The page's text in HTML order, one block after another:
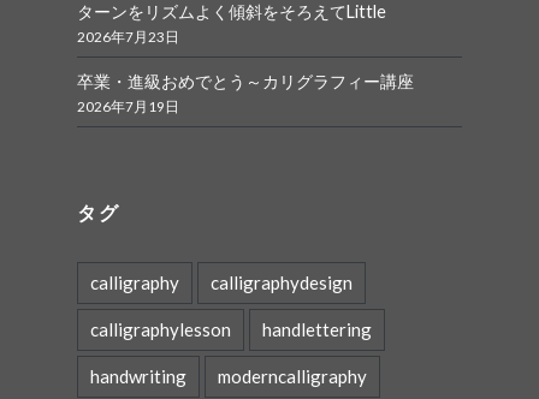
ターンをリズムよく傾斜をそろえてLittle
2026年7月23日
卒業・進級おめでとう～カリグラフィー講座
2026年7月19日
タグ
calligraphy calligraphydesign
calligraphylesson handlettering
handwriting moderncalligraphy